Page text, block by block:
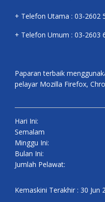
+ Telefon Utama : 03-2602
+ Telefon Umum : 03-2603
Paparan terbaik
pelayar Mozilla Firefox,
Hari Ini:
Semalam
Minggu Ini:
Bulan Ini:
Jumlah Pelawat:
Kemaskini Terakhir : 30 Jun